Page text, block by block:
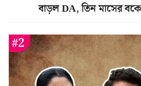
বাড়ল DA, তিন মাসের